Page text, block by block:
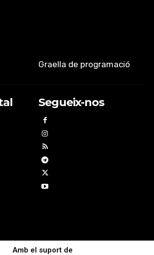
Graella de programació
Segueix-nos
Amb el suport de